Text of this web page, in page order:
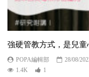
強硬管教方式，是兒
POPA編輯部
28/08/
1.4K
1